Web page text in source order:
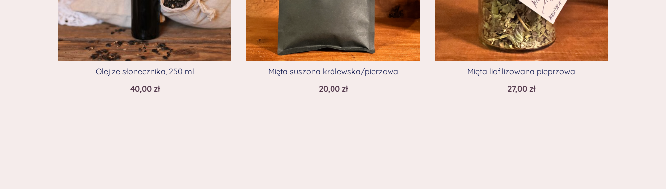
Olej ze słonecznika, 250 ml
40,00 zł
Mięta suszona królewska/pierzowa
20,00 zł
Mięta liofilizowana pieprzowa
27,00 zł